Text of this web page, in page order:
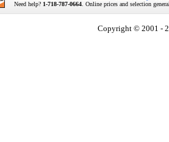
Need help? 1-718-787-0664 . Online prices and selection
Copyright © 2001 -